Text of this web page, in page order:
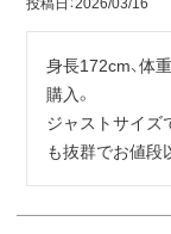
投稿日 2026/03/16
身長172cm、体
購入。
ジャストサイズ
も抜群でお値段